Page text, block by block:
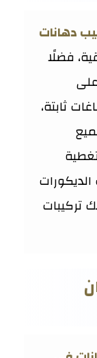
دهانات
فضلًا
ثابتة،
تركيبات